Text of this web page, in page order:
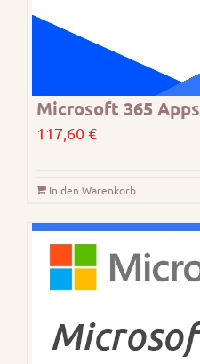
Microsoft 365 Apps
117,60€
In den Warenkorb